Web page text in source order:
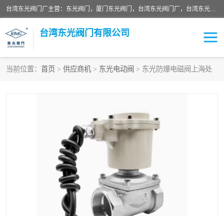
台湾东光阀门厂主营：东光阀门，厦门东光阀门，台湾东光阀门厂，台湾东光球阀，台湾东光闸阀，台湾东光蝶阀，质量有保证价格有优惠，欢迎咨询。
台湾东光阀门有限公司
当前位置： 首页 > 供应商机 > 东光电动阀 > 东光防爆电磁阀上海处
东光电动式蝶阀
东光截止阀
东光升杆式闸阀
台湾东光水利控制阀 东光橡胶软接
Y型过滤器